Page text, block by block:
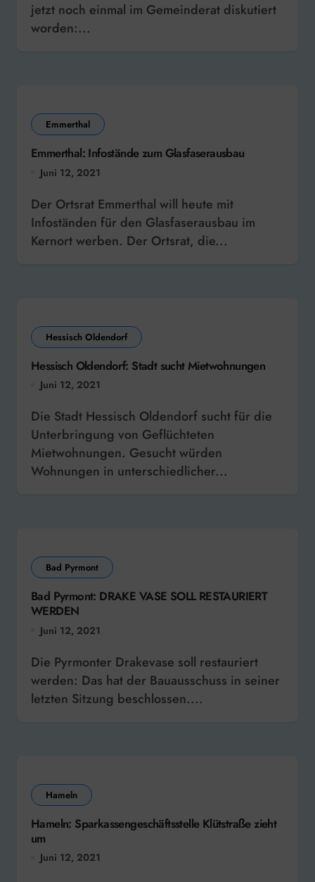
jetzt noch einmal im Gemeinderat diskutiert
worden:...
Emmerthal
Emmerthal: Infostände zum Glasfaserausbau
Juni 12, 2021
Der Ortsrat Emmerthal will heute mit
Infoständen für den Glasfaserausbau im
Kernort werben. Der Ortsrat, die...
Hessisch Oldendorf
Hessisch Oldendorf: Stadt sucht Mietwohnungen
Juni 12, 2021
Die Stadt Hessisch Oldendorf sucht für die
Unterbringung von Geflüchteten
Mietwohnungen. Gesucht würden
Wohnungen in unterschiedlicher...
Bad Pyrmont
Bad Pyrmont: DRAKE VASE SOLL RESTAURIERT
WERDEN
Juni 12, 2021
Die Pyrmonter Drakevase soll restauriert
werden: Das hat der Bauausschuss in seiner
letzten Sitzung beschlossen....
Hameln
Hameln: Sparkassengeschäftsstelle Klütstraße zieht
um
Juni 12, 2021